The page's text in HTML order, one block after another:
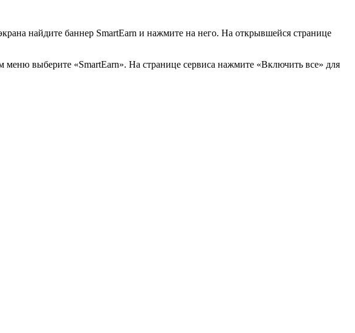
найдите баннер SmartEarn и нажмите на него. На открывшейся странице
выберите «SmartEarn». На странице сервиса нажмите «Включить все» для